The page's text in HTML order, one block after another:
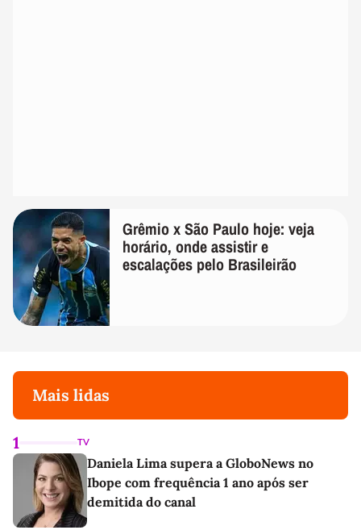
Grêmio x São Paulo hoje: veja
horário, onde assistir e
escalações pelo Brasileirão
Mais lidas
1 TV
Daniela Lima supera a GloboNews no
Ibope com frequência 1 ano após ser
demitida do canal